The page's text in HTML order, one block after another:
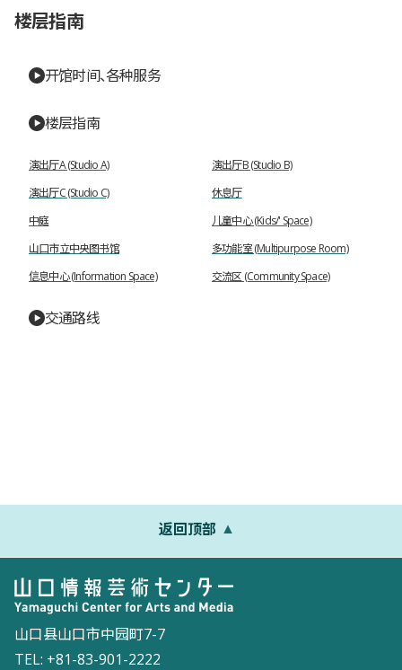
楼层指南
开馆时间、各种服务
楼层指南
演出厅A (Studio A)
演出厅B (Studio B)
演出厅C (Studio C)
休息厅
中庭
儿童中心 (Kids/' Space)
山口市立中央图书馆
多功能室 (Multipurpose Room)
信息中心 (Information Space)
交流区 (Community Space)
交通路线
返回顶部
山口县山口市中园町7-7
TEL: +81-83-901-2222